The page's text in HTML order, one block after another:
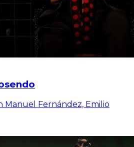
Manuel Fernández, Emilio